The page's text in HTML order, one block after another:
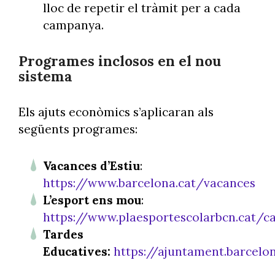
lloc de repetir el tràmit per a cada
campanya.
Programes inclosos en el nou
sistema
Els ajuts econòmics s’aplicaran als
següents programes:
Vacances d’Estiu:
https://www.barcelona.cat/vacances
L’esport ens mou:
https://www.plaesportescolarbcn.cat/
Tardes
Educatives:https://